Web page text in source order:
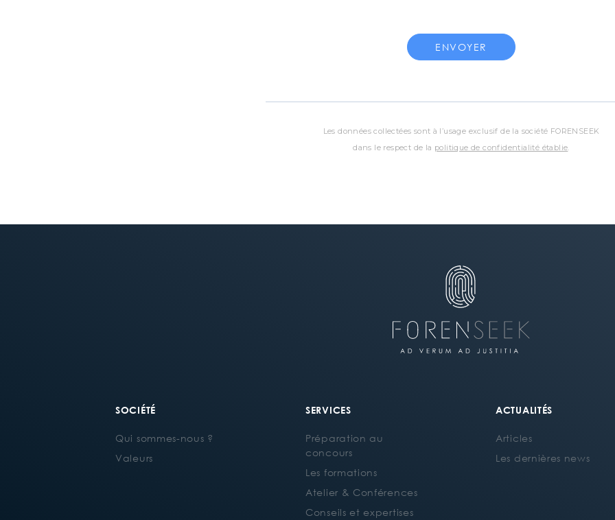
Les données collectées sont à l’usage exclusif de la société FORENSEEK
dans le respect de la politique de confidentialité établie.
SOCIÉTÉ
Qui sommes-nous ?
Valeurs
SERVICES
Préparation au
concours
Les formations
Atelier & Conférences
Conseils et expertises
ACTUALITÉS
Articles
Les dernières news